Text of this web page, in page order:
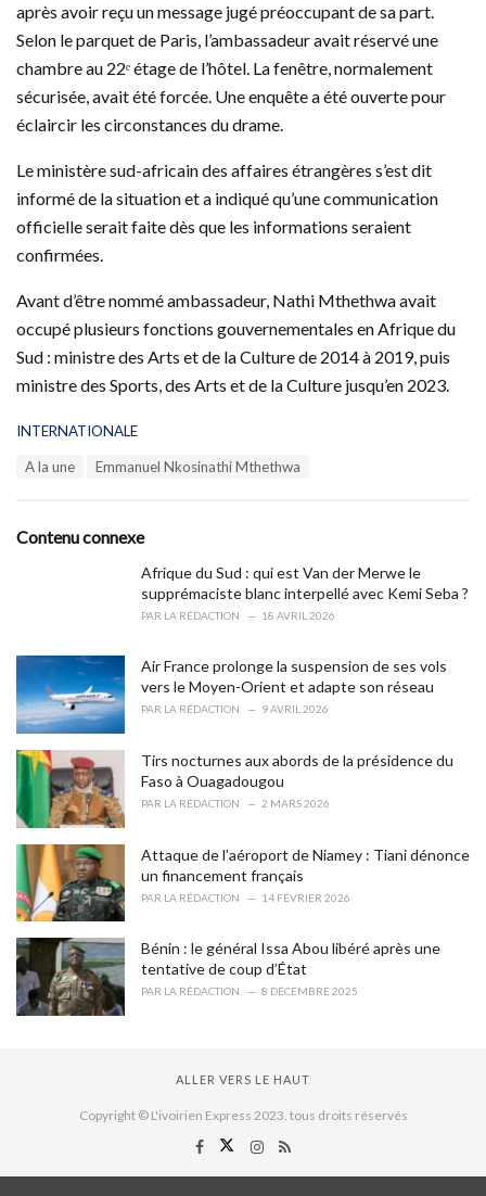
après avoir reçu un message jugé préoccupant de sa part.
Selon le parquet de Paris, l’ambassadeur avait réservé une
chambre au 22ᵉ étage de l’hôtel. La fenêtre, normalement
sécurisée, avait été forcée. Une enquête a été ouverte pour
éclaircir les circonstances du drame.
Le ministère sud-africain des affaires étrangères s’est dit
informé de la situation et a indiqué qu’une communication
officielle serait faite dès que les informations seraient
confirmées.
Avant d’être nommé ambassadeur, Nathi Mthethwa avait
occupé plusieurs fonctions gouvernementales en Afrique du
Sud : ministre des Arts et de la Culture de 2014 à 2019, puis
ministre des Sports, des Arts et de la Culture jusqu’en 2023.
C
o
r
INTERNATIONALE
:
A la une Emmanuel Nkosinathi Mthethwa
Contenu connexe
Afrique du Sud : qui est Van der Merwe le
supprémaciste blanc interpellé avec Kemi Seba ?
PAR LA RÉDACTION 18 AVRIL 2026
Air France prolonge la suspension de ses vols
vers le Moyen-Orient et adapte son réseau
PAR LA RÉDACTION 9 AVRIL 2026
Tirs nocturnes aux abords de la présidence du
Faso à Ouagadougou
PAR LA RÉDACTION 2 MARS 2026
Attaque de l’aéroport de Niamey : Tiani dénonce
un financement français
PAR LA RÉDACTION 14 FÉVRIER 2026
Bénin : le général Issa Abou libéré après une
tentative de coup d’État
PAR LA RÉDACTION 8 DÉCEMBRE 2025
ALLER VERS LE HAUT
Copyright © L'ivoirien Express 2023. tous droits réservés